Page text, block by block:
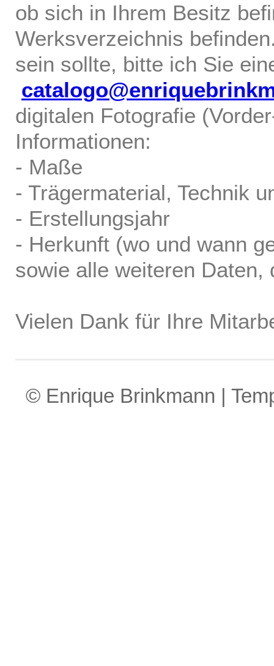
ob sich in Ihrem Besitz
Werksverzeichnis
sein sollte, bitte ich Sie
digitalen Fotografie
Informationen:
- Maße
- Trägermaterial, Technik
- Erstellungsjahr
- Herkunft (wo und wann
sowie alle weiteren
Vielen Dank für Ihre
© Enrique Brinkmann |